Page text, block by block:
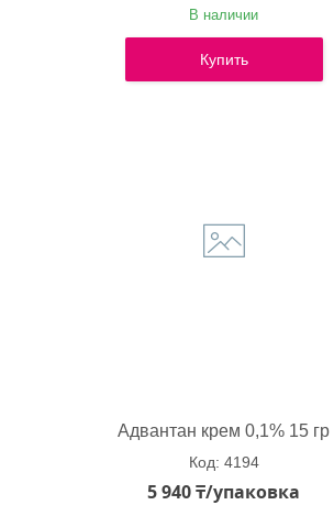
В наличии
Купить
Адвантан крем 0,1% 15 гр
4194
5 940 ₸/упаковка